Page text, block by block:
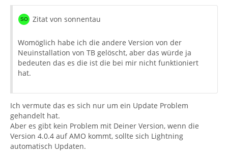
Zitat von sonnentau
Womöglich habe ich die andere Version von der
Neuinstallation von TB gelöscht, aber das würde ja
bedeuten das es die ist die bei mir nicht funktioniert
hat.
Ich vermute das es sich nur um ein Update Problem
gehandelt hat.
Aber es gibt kein Problem mit Deiner Version, wenn die
Version 4.0.4 auf AMO kommt, sollte sich Lightning
automatisch Updaten.